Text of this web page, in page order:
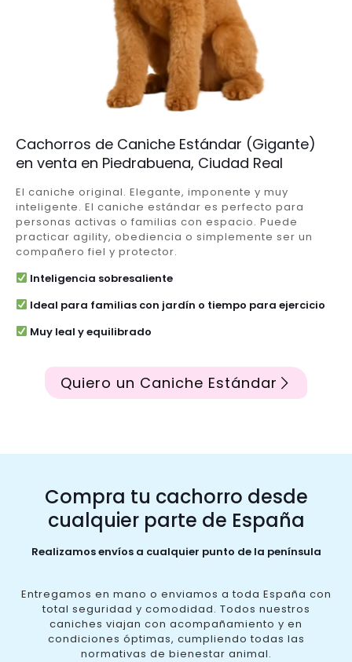
Cachorros de Caniche Estándar (Gigante)
en venta en Piedrabuena, Ciudad Real
El caniche original. Elegante, imponente y muy
inteligente. El caniche estándar es perfecto para
personas activas o familias con espacio. Puede
practicar agility, obediencia o simplemente ser un
compañero fiel y protector.
Inteligencia sobresaliente
Ideal para familias con jardín o tiempo para ejercicio
Muy leal y equilibrado
Quiero un Caniche Estándar
Compra tu cachorro desde
cualquier parte de España
Realizamos envíos a cualquier punto de la península
Entregamos en mano o enviamos a toda España con
total seguridad y comodidad. Todos nuestros
caniches viajan con acompañamiento y en
condiciones óptimas, cumpliendo todas las
normativas de bienestar animal.